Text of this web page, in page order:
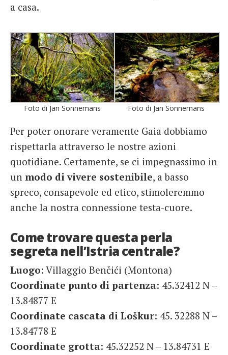
a casa.
Foto di Jan Sonnemans Foto di Jan Sonnemans
Per poter onorare veramente Gaia dobbiamo
rispettarla attraverso le nostre azioni
quotidiane. Certamente, se ci impegnassimo in
un modo di vivere sostenibile, a basso
spreco, consapevole ed etico, stimoleremmo
anche la nostra connessione testa-cuore.
Come trovare questa perla
segreta nell’Istria centrale?
Luogo: Villaggio Benčići (Montona)
Coordinate punto di partenza: 45.32412 N –
13.84877 E
Coordinate cascata di Loškur: 45. 32288 N –
13.84778 E
Coordinate grotta: 45.32252 N – 13.84731 E